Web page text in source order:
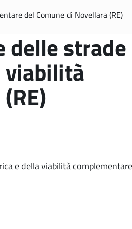
del Comune di Novellara (RE)
delle strade
viabilità
e della viabilità